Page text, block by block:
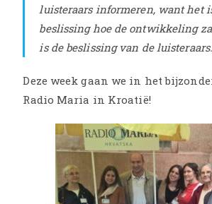
luisteraars informeren, want het
beslissing hoe de ontwikkeling
is de beslissing van de
Deze week gaan we in het
Radio Maria in Kroatië!